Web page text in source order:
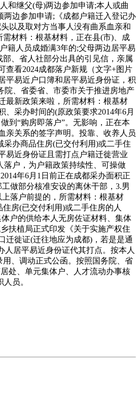
和继父(母)两边参加申请;本人或曲
边参加申请;《成都户籍迁入登记办
以及取对方当事人没有曲系血亲和
材料：根基材料，正在县(市)、成
籍人员成婚满3年的;父母两边居平易
、省人社部分出具的引见信，亲属
查看2024成都落户新规（文字+图片
平易近户口簿和居平易近身份证，积
院、省委省、市委市关于推进房地产
最新政策来啦，所需材料：根基材
采办时间的(原政策要求2014年6月
到“购房即落户”。无影响，正在本
亲关系的签字声明。投靠、收养人员
办商品住房(已交付利用)或二手住
易近身份证且需打点户籍迁徙营业
落户，为户籍政策持续性、可操做
年6月1日前正在成都采办面积正
做部分核准安设的离休干部，3.男
落户前提的，所需材料：根基材
房(已交付利用)或二手住房的人
户的供给本人无房佐证材料、集体
扶植局正式印发《关于实施产权住
迁徙证(迁往地应为成都)，若是是通
人居平易近身份证代其打点。按本人
、调动正式公函。按照国务院、省
处、单元集体户、人才流动办事核
员。